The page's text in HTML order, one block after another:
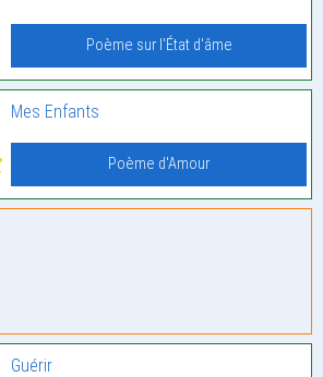
Poème sur l'État d'âme
Mes Enfants
Poème d'Amour
Guérir